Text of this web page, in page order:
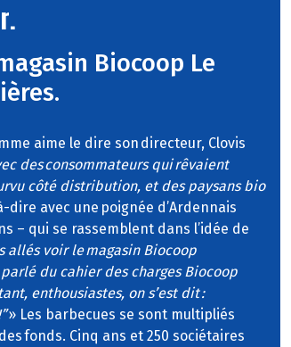
Biocoop Le
aime le dire son directeur, Clovis
des consommateurs qui rêvaient
côté distribution, et des paysans bio
dire avec une poignée d’Ardennais
– qui se rassemblent dans l’idée de
allés voir le magasin Biocoop
du cahier des charges Biocoop
enthousiastes, on s’est dit :
» Les barbecues se sont multipliés
fonds. Cinq ans et 250 sociétaires